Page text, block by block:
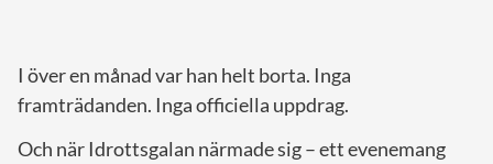
I över en månad var han helt borta. Inga
framträdanden. Inga officiella uppdrag.
Och när Idrottsgalan närmade sig – ett evenemang